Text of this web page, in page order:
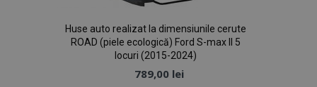
Huse auto realizat la dimensiunile cerute
ROAD (piele ecologică) Ford S-max II 5
locuri (2015-2024)
789,00 lei